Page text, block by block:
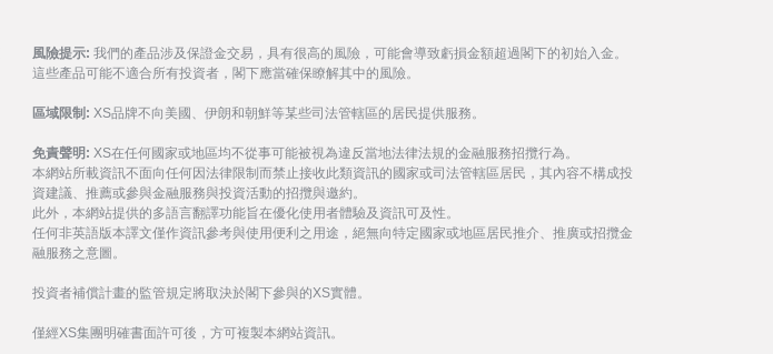
風險提示: 我們的產品涉及保證金交易，具有很高的風險，可能會導致虧損金額超過閣下的初始入金。
這些產品可能不適合所有投資者，閣下應當確保瞭解其中的風險。
區域限制: XS品牌不向美國、伊朗和朝鮮等某些司法管轄區的居民提供服務。
免責聲明: XS在任何國家或地區均不從事可能被視為違反當地法律法規的金融服務招攬行為。
本網站所載資訊不面向任何因法律限制而禁止接收此類資訊的國家或司法管轄區居民，其內容不構成投
資建議、推薦或參與金融服務與投資活動的招攬與邀約。
此外，本網站提供的多語言翻譯功能旨在優化使用者體驗及資訊可及性。
任何非英語版本譯文僅作資訊參考與使用便利之用途，絕無向特定國家或地區居民推介、推廣或招攬金
融服務之意圖。
投資者補償計畫的監管規定將取決於閣下參與的XS實體。
僅經XS集團明確書面許可後，方可複製本網站資訊。